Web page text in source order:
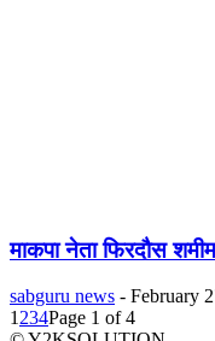
माकपा नेता फिरदौस
sabguru news - February
1 234Page 1 of 4